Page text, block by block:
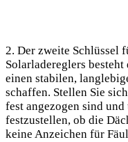
2. Der zweite Schlüssel⁢
‌Solarladereglers
einen stabilen,
schaffen. Stellen Sie
⁣fest ⁢angezogen sind
festzustellen, ob die
keine Anzeichen für